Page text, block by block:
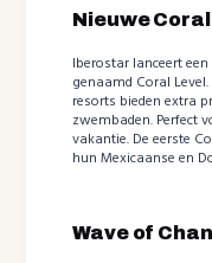
Nieuwe
Iberostar lanceert
genaamd Coral
resorts bieden extra
zwembaden. Perfect
vakantie. De eerste
hun Mexicaanse en
Wave of